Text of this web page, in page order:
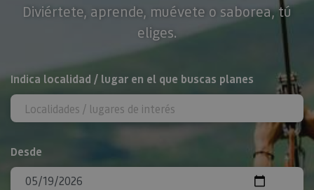
Diviértete, aprende, muévete o saborea, tú
eliges.
BUSCAR
Indica localidad / lugar en el que buscas planes
Desde